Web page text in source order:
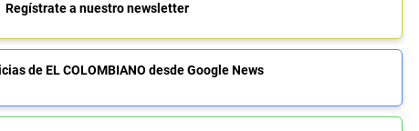
Regístrate a nuestro newsletter
de EL COLOMBIANO desde Google News